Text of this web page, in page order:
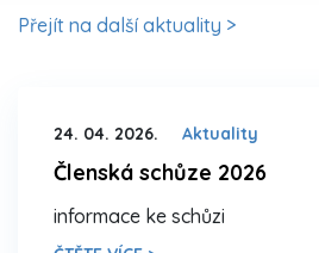
Přejít na další aktuality >
24. 04. 2026. Aktuality
Členská schůze 2026
informace ke schůzi